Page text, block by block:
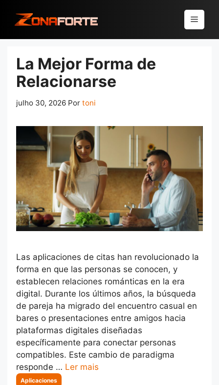
para
conteúdo
Menu
La Mejor Forma de
Relacionarse
julho 30, 2026 Por toni
Las aplicaciones de citas han revolucionado la
forma en que las personas se conocen, y
establecen relaciones románticas en la era
digital. Durante los últimos años, la búsqueda
de pareja ha migrado del encuentro casual en
bares o presentaciones entre amigos hacia
plataformas digitales diseñadas
específicamente para conectar personas
compatibles. Este cambio de paradigma
responde … Ler mais
Categorias
Aplicaciones